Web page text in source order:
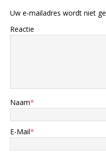
Uw e-mailadres wordt niet
Reactie
Naam*
E-Mail*